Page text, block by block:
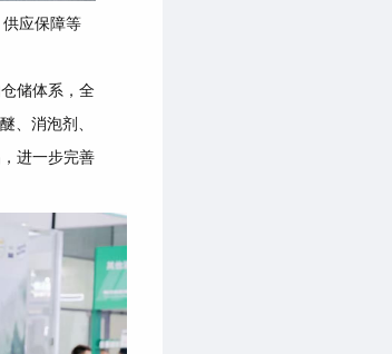
供应保障等
储体系，全
、消泡剂、
进一步完善